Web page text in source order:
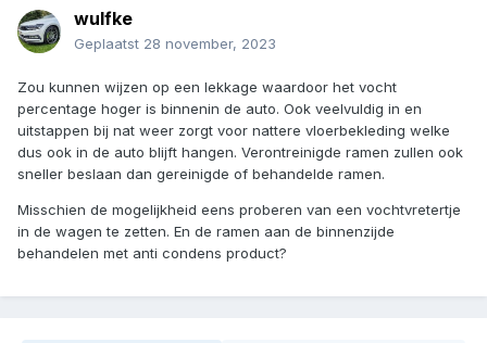
wulfke
Geplaatst 28 november, 2023
Zou kunnen wijzen op een lekkage waardoor het vocht
percentage hoger is binnenin de auto. Ook veelvuldig in en
uitstappen bij nat weer zorgt voor nattere vloerbekleding welke
dus ook in de auto blijft hangen. Verontreinigde ramen zullen ook
sneller beslaan dan gereinigde of behandelde ramen.
Misschien de mogelijkheid eens proberen van een vochtvretertje
in de wagen te zetten. En de ramen aan de binnenzijde
behandelen met anti condens product?